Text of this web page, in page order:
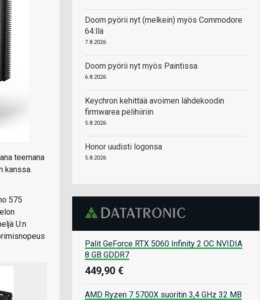
teemana
kanssa.
575
U:n
Doom pyörii nyt (melkein) myös Commodore
64:llä
7.8.2026
Doom pyörii nyt myös Paintissa
6.8.2026
Keychron kehittää avoimen lähdekoodin
firmwarea pelihiiriin
5.8.2026
Honor uudisti logonsa
5.8.2026
Palit GeForce RTX 5060 Infinity 2 OC NVIDIA
8 GB GDDR7
449,90 €
AMD Ryzen 7 5700X suoritin 3,4 GHz 32 MB